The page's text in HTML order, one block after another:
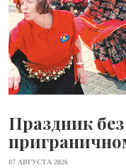
Праздник
07 АВГУСТА 2026